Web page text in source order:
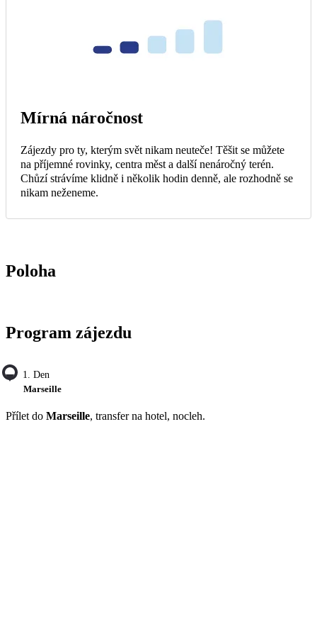
Mírná náročnost
Zájezdy pro ty, kterým svět nikam neuteče! Těšit se můžete
na příjemné rovinky, centra měst a další nenáročný terén.
Chůzí strávíme klidně i několik hodin denně, ale rozhodně se
nikam neženeme.
Poloha
Program zájezdu
1. Den
Marseille
Přílet do Marseille, transfer na hotel, nocleh.